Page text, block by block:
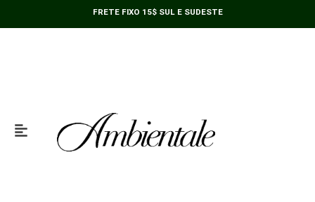
FRETE FIXO 15$ SUL E SUDESTE